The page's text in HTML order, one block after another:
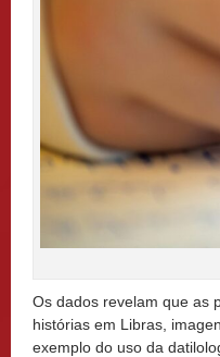
Os dados revelam que as
histórias em Libras,
exemplo do uso da